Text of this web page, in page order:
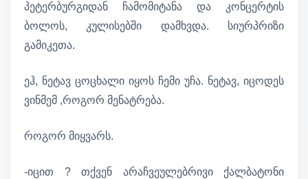
პეტერბურგიდან ჩამომიტანა და კონცერტის
ბოლოს, კულისებში დამხვდა. სიურპრიზი
გამიკეთა.
ეჰ, ნეტავ ცოცხალი იყოს ჩემი უჩა. ნეტავ, იცოდეს
ვინმემ ,როგორ მენატრება.
როგორ მიყვარს.
-იცით ? თქვენ არაჩვეულებრივი ქალბატონი